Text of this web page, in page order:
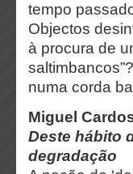
tempo
Objectos
à procura de
numa corda
Miguel
Deste hábito
degradação